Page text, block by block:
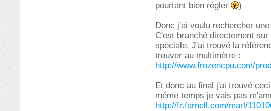
pourtant bien régler
)
Donc j'ai voulu rechercher
C'est branché directement
spéciale. J'ai trouvé la
trouver au multimètre :
http://www.frozencpu.com/
Et donc au final j'ai trouvé
même temps je vais pas
http://fr.farnell.com/marl/